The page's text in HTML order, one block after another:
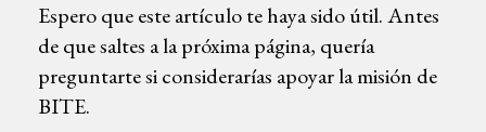
Espero que este artículo te haya sido útil. Antes
de que saltes a la próxima página, quería
preguntarte si considerarías apoyar la misión de
BITE.